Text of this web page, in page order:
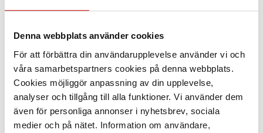
Denna webbplats använder cookies
För att förbättra din användarupplevelse använder vi och
våra samarbetspartners cookies på denna webbplats.
Cookies möjliggör anpassning av din upplevelse,
analyser och tillgång till alla funktioner. Vi använder dem
även för personliga annonser i nyhetsbrev, sociala
medier och på nätet. Information om användare,
Verktygssäkring
Skylotec Fixing Stripe
Används ihop med Fixing Tape
Verktygssäkring
Skylotec Fixing Tape
Används ihop med Fixing Stripe
Short/Long för att skapa